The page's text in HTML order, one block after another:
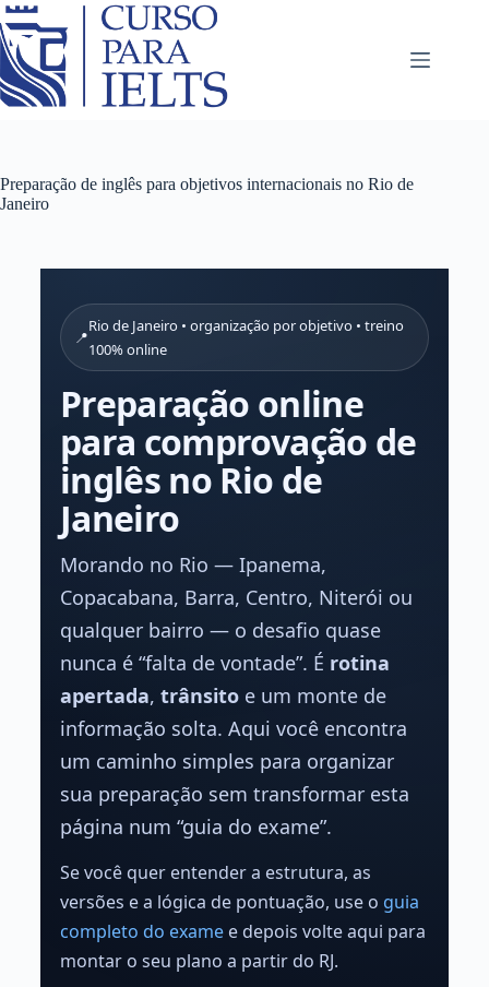
Preparação de inglês para objetivos internacionais no Rio de
Janeiro
📍
Rio de Janeiro • organização por objetivo • treino
100% online
Preparação online
para comprovação de
inglês no Rio de
Janeiro
Morando no Rio — Ipanema,
Copacabana, Barra, Centro, Niterói ou
qualquer bairro — o desafio quase
nunca é “falta de vontade”. É rotina
apertada, trânsitoe um monte de
informação solta. Aqui você encontra
um caminho simples para organizar
sua preparação sem transformar esta
página num “guia do exame”.
Se você quer entender a estrutura, as
versões e a lógica de pontuação, use o guia
completo do examee depois volte aqui para
montar o seu plano a partir do RJ.